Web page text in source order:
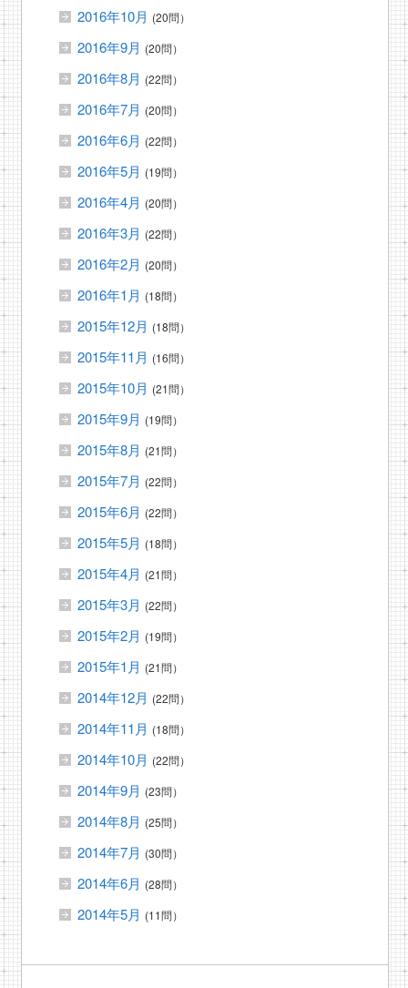
2016年10月 (20問）
2016年9月 (20問）
2016年8月 (22問）
2016年7月 (20問）
2016年6月 (22問）
2016年5月 (19問）
2016年4月 (20問）
2016年3月 (22問）
2016年2月 (20問）
2016年1月 (18問）
2015年12月 (18問）
2015年11月 (16問）
2015年10月 (21問）
2015年9月 (19問）
2015年8月 (21問）
2015年7月 (22問）
2015年6月 (22問）
2015年5月 (18問）
2015年4月 (21問）
2015年3月 (22問）
2015年2月 (19問）
2015年1月 (21問）
2014年12月 (22問）
2014年11月 (18問）
2014年10月 (22問）
2014年9月 (23問）
2014年8月 (25問）
2014年7月 (30問）
2014年6月 (28問）
2014年5月 (11問）